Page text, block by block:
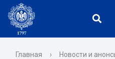
Главная › Новости и